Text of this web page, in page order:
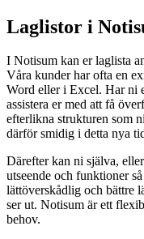
Laglistor i
I Notisum kan er laglista
Våra kunder har ofta en
Word eller i Excel. Har ni
assistera er med att få
efterlikna strukturen som
därför smidig i detta nya
Därefter kan ni själva,
utseende och funktioner
lättöverskådlig och bättre
ser ut. Notisum är ett
behov.